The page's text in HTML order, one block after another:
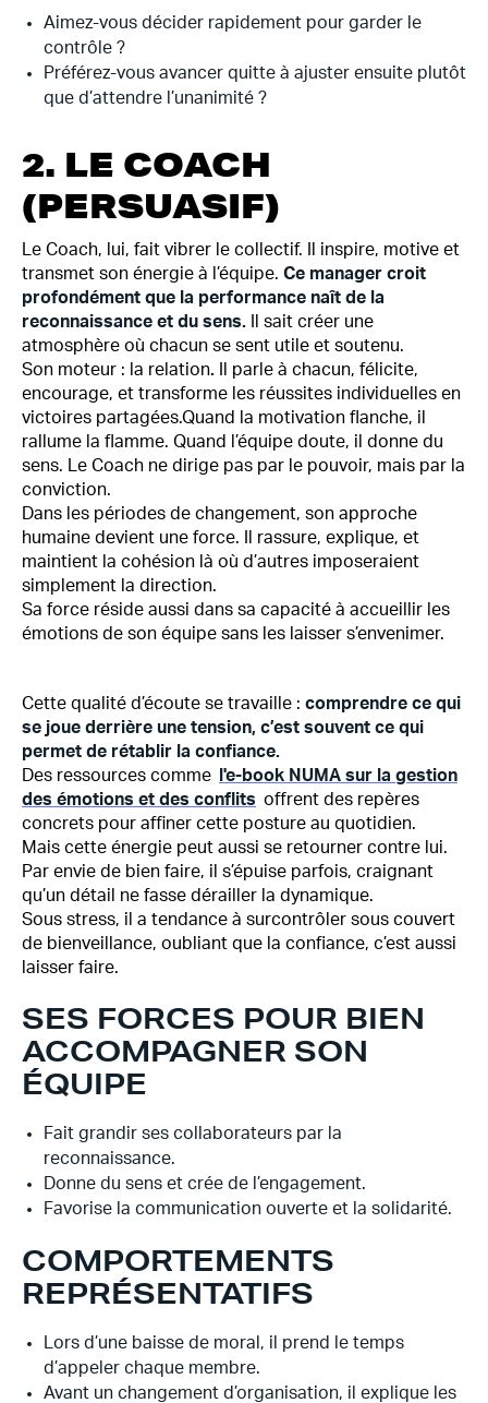
Aimez-vous décider rapidement pour garder le
contrôle ?
Préférez-vous avancer quitte à ajuster ensuite plutôt
que d’attendre l’unanimité ?
2. LE COACH
(PERSUASIF)
Le Coach, lui, fait vibrer le collectif. Il inspire, motive et
transmet son énergie à l’équipe. Ce manager croit
profondément que la performance naît de la
reconnaissance et du sens. Il sait créer une
atmosphère où chacun se sent utile et soutenu.
Son moteur : la relation. Il parle à chacun, félicite,
encourage, et transforme les réussites individuelles en
victoires partagées.Quand la motivation flanche, il
rallume la flamme. Quand l’équipe doute, il donne du
sens. Le Coach ne dirige pas par le pouvoir, mais par la
conviction.
Dans les périodes de changement, son approche
humaine devient une force. Il rassure, explique, et
maintient la cohésion là où d’autres imposeraient
simplement la direction.
Sa force réside aussi dans sa capacité à accueillir les
émotions de son équipe sans les laisser s’envenimer.
Cette qualité d’écoute se travaille : comprendre ce qui
se joue derrière une tension, c’est souvent ce qui
permet de rétablir la confiance.
Des ressources comme
l'e-book NUMA sur la gestion
des émotions et des conflits offrent des repères
concrets pour affiner cette posture au quotidien.
Mais cette énergie peut aussi se retourner contre lui.
Par envie de bien faire, il s’épuise parfois, craignant
qu’un détail ne fasse dérailler la dynamique.
Sous stress, il a tendance à surcontrôler sous couvert
de bienveillance, oubliant que la confiance, c’est aussi
laisser faire.
SES FORCES POUR BIEN
ACCOMPAGNER SON
ÉQUIPE
Fait grandir ses collaborateurs par la
reconnaissance.
Donne du sens et crée de l’engagement.
Favorise la communication ouverte et la solidarité.
COMPORTEMENTS
REPRÉSENTATIFS
Lors d’une baisse de moral, il prend le temps
d’appeler chaque membre.
Avant un changement d’organisation, il explique les